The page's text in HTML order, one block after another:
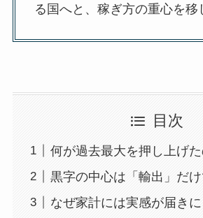
る国へと、稼ぎ方の重心を移
目次
何が過去最大を押し上げ
黒字の中心は「輸出」だ
なぜ家計には実感が届き